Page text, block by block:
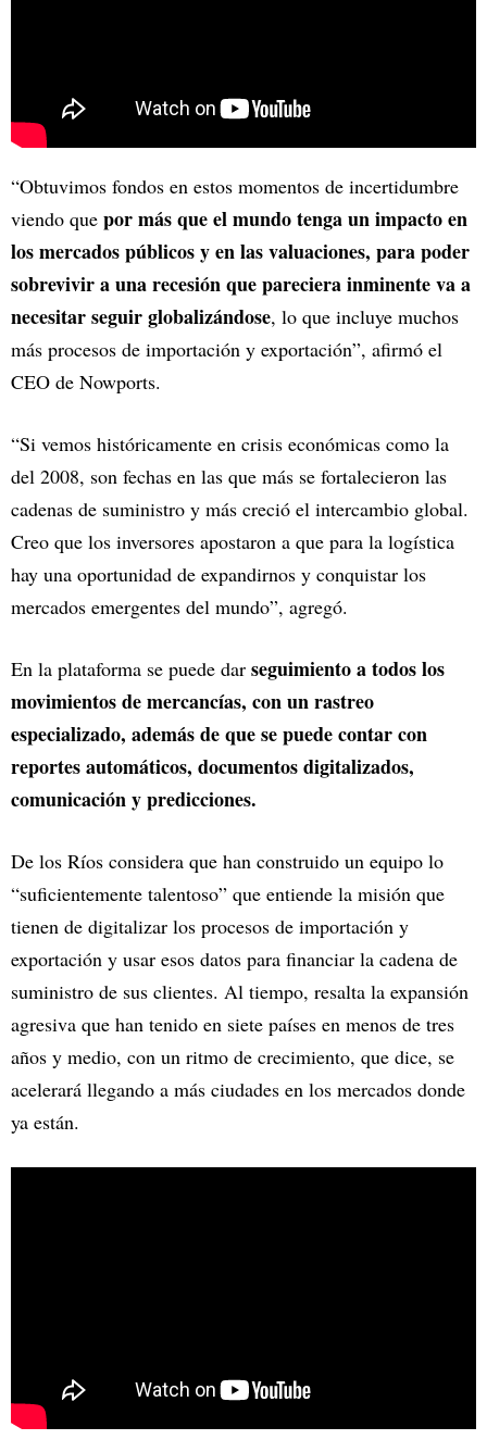
“Obtuvimos fondos en estos momentos de incertidumbre
viendo que por más que el mundo tenga un impacto en
los mercados públicos y en las valuaciones, para poder
sobrevivir a una recesión que pareciera inminente va a
necesitar seguir globalizándose, lo que incluye muchos
más procesos de importación y exportación”, afirmó el
CEO de Nowports.
“Si vemos históricamente en crisis económicas como la
del 2008, son fechas en las que más se fortalecieron las
cadenas de suministro y más creció el intercambio global.
Creo que los inversores apostaron a que para la logística
hay una oportunidad de expandirnos y conquistar los
mercados emergentes del mundo”, agregó.
En la plataforma se puede dar seguimiento a todos los
movimientos de mercancías, con un rastreo
especializado, además de que se puede contar con
reportes automáticos, documentos digitalizados,
comunicación y predicciones.
De los Ríos considera que han construido un equipo lo
“suficientemente talentoso” que entiende la misión que
tienen de digitalizar los procesos de importación y
exportación y usar esos datos para financiar la cadena de
suministro de sus clientes. Al tiempo, resalta la expansión
agresiva que han tenido en siete países en menos de tres
años y medio, con un ritmo de crecimiento, que dice, se
acelerará llegando a más ciudades en los mercados donde
ya están.